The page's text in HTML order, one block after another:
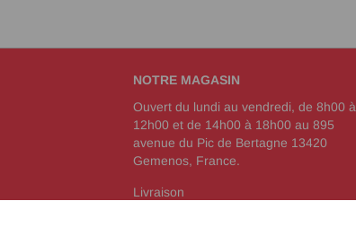
NOTRE MAGASIN
Ouvert du lundi au vendredi, de 8h00 à
12h00 et de 14h00 à 18h00 au 895
avenue du Pic de Bertagne 13420
Gemenos, France.
Livraison